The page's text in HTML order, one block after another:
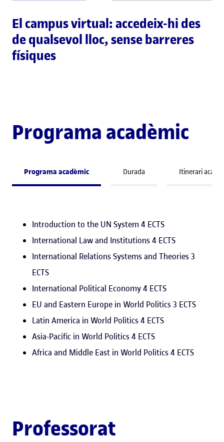
El campus virtual: accedeix-hi des
de qualsevol lloc, sense barreres
físiques
Programa acadèmic
Programa acadèmic Durada Itinerari
Introduction to the UN System 4 ECTS
International Law and Institutions 4 ECTS
International Relations Systems and Theories 3
ECTS
International Political Economy 4 ECTS
EU and Eastern Europe in World Politics 3 ECTS
Latin America in World Politics 4 ECTS
Asia-Pacific in World Politics 4 ECTS
Africa and Middle East in World Politics 4 ECTS
Professorat